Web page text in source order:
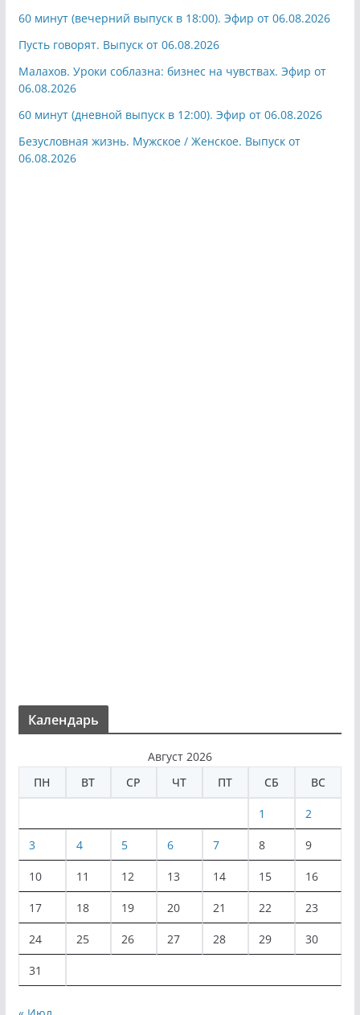
60 минут (вечерний выпуск в 18:00). Эфир от 06.08.2026
Пусть говорят. Выпуск от 06.08.2026
Малахов. Уроки соблазна: бизнес на чувствах. Эфир от
06.08.2026
60 минут (дневной выпуск в 12:00). Эфир от 06.08.2026
Безусловная жизнь. Мужское / Женское. Выпуск от
06.08.2026
Календарь
Август 2026
ПН
ВТ СР ЧТ ПТ СБ ВС
1 2
3 4 5 6 7 8 9
10 11 12 13 14 15 16
17 18 19 20 21 22 23
24 25 26 27 28 29 30
31